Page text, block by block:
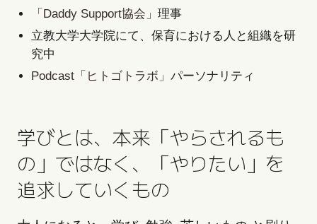
「 Daddy Support協会 」理事
立教大学大学院にて、保育における人と組織を研
究中
Podcast「ヒトゴトラボ」 パーソナリティ
学びとは、本来「やらされるも
の」ではなく、「やりたい」を
追求していくもの